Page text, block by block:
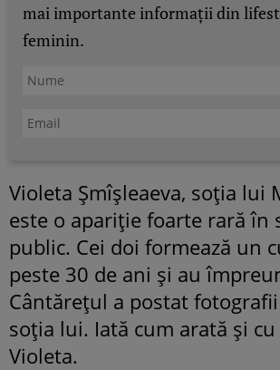
mai importante informații din
feminin.
Violeta Șmîșleaeva, soția lui
este o apariție foarte rară în
public. Cei doi formează un
peste 30 de ani și au
Cântărețul a postat
soția lui. Iată cum arată și cu
Violeta.